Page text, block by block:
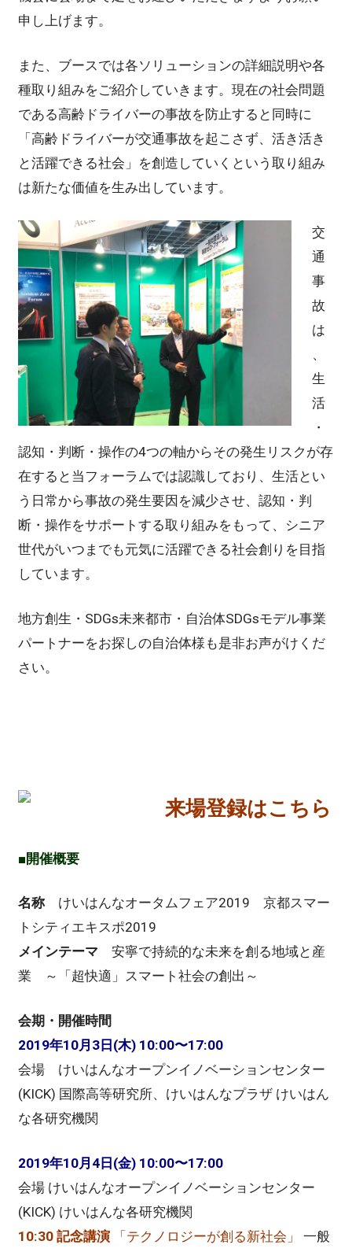
申し上げます。
また、ブースでは各ソリューションの詳細説明や各
種取り組みをご紹介していきます。現在の社会問題
である高齢ドライバーの事故を防止すると同時に
「高齢ドライバーが交通事故を起こさず、活き活き
と活躍できる社会」を創造していくという取り組み
は新たな価値を生み出しています。
交
通
事
故
は
、
生
活
・
認知・判断・操作の4つの軸からその発生リスクが存
在すると当フォーラムでは認識しており、生活とい
う日常から事故の発生要因を減少させ、認知・判
断・操作をサポートする取り組みをもって、シニア
世代がいつまでも元気に活躍できる社会創りを目指
しています。
地方創生・SDGs未来都市・自治体SDGsモデル事業
パートナーをお探しの自治体様も是非お声がけくだ
さい。
来場登録はこちら
■開催概要
名称 けいはんなオータムフェア2019 京都スマー
トシティエキスポ2019
メインテーマ 安寧で持続的な未来を創る地域と産
業 ～「超快適」スマート社会の創出～
会期・開催時間
2019年10月3日(木) 10:00〜17:00
会場 けいはんなオープンイノベーションセンター
(KICK) 国際高等研究所、けいはんなプラザ けいはん
な各研究機関
2019年10月4日(金) 10:00〜17:00
会場 けいはんなオープンイノベーションセンター
(KICK) けいはんな各研究機関
10:30 記念講演 「テクノロジーが創る新社会」
一般